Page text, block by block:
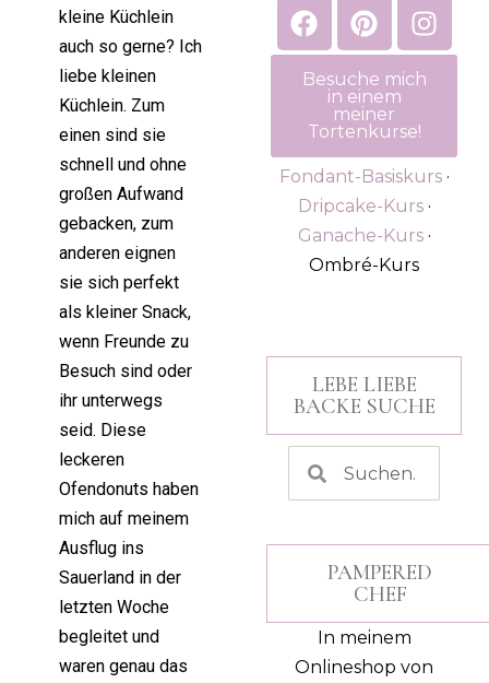
kleine Küchlein
auch so gerne? Ich
liebe kleinen
Küchlein. Zum
einen sind sie
schnell und ohne
großen Aufwand
gebacken, zum
anderen eignen
sie sich perfekt
als kleiner Snack,
wenn Freunde zu
Besuch sind oder
ihr unterwegs
seid. Diese
leckeren
Ofendonuts haben
mich auf meinem
Ausflug ins
Sauerland in der
letzten Woche
begleitet und
waren genau das
Besuche mich
in einem
meiner
Tortenkurse!
Fondant-Basiskurs·
Dripcake-Kurs·
Ganache-Kurs·
Ombré-Kurs
LEBE LIEBE
BACKE SUCHE
PAMPERED
CHEF
In meinem
Onlineshop von